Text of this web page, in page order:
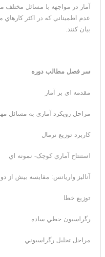
آمار در مواجهه با مسائل مختلف
عدم اطميناني که در اکثر
بيان کنند.
سر فصل مطالب دوره
مقدمه اي بر آمار
مراحل رويکرد آماري به مسائل
کاربرد توزيع نرمال
استنتاج آماري کوچک- نمونه اي
آناليز واريانس: مقايسه بيش از دو
توزيع خطا
رگراسيون خطي ساده
مراحل تحليل رگراسيوني